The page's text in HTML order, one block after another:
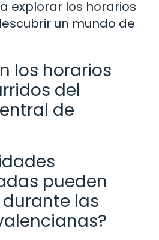
explorar los horarios
un mundo de
los horarios
del
de
pueden
las